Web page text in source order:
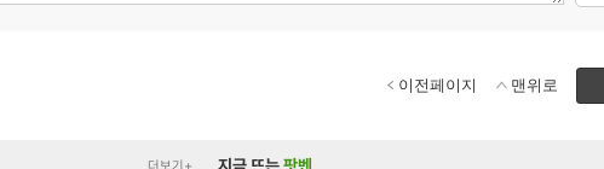
이전페이지 맨위로
더보기+ 지금 뜨는팟벤